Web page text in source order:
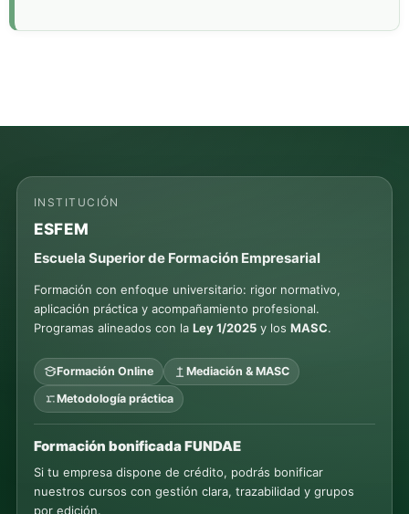
INSTITUCIÓN
ESFEM
Escuela Superior de Formación Empresarial
Formación con enfoque universitario: rigor normativo,
aplicación práctica y acompañamiento profesional.
Programas alineados con la Ley 1/2025 y los MASC.
Formación Online
Mediación & MASC
Metodología práctica
Formación bonificada FUNDAE
Si tu empresa dispone de crédito, podrás bonificar
nuestros cursos con gestión clara, trazabilidad y grupos
por edición.